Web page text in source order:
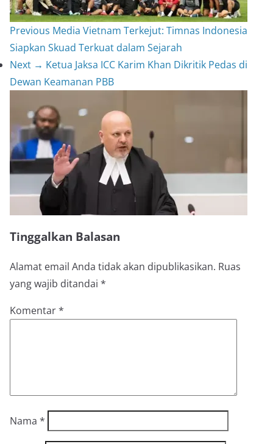
Previous Media Vietnam Terkejut: Timnas Indonesia
Siapkan Skuad Terkuat dalam Sejarah
Next → Ketua Jaksa ICC Karim Khan Dikritik Pedas di
Dewan Keamanan PBB
Tinggalkan Balasan
Alamat email Anda tidak akan dipublikasikan. Ruas
yang wajib ditandai *
Komentar*
Nama *